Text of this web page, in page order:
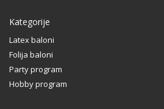
Kategorije
Latex baloni
Folija baloni
Party program
Hobby program